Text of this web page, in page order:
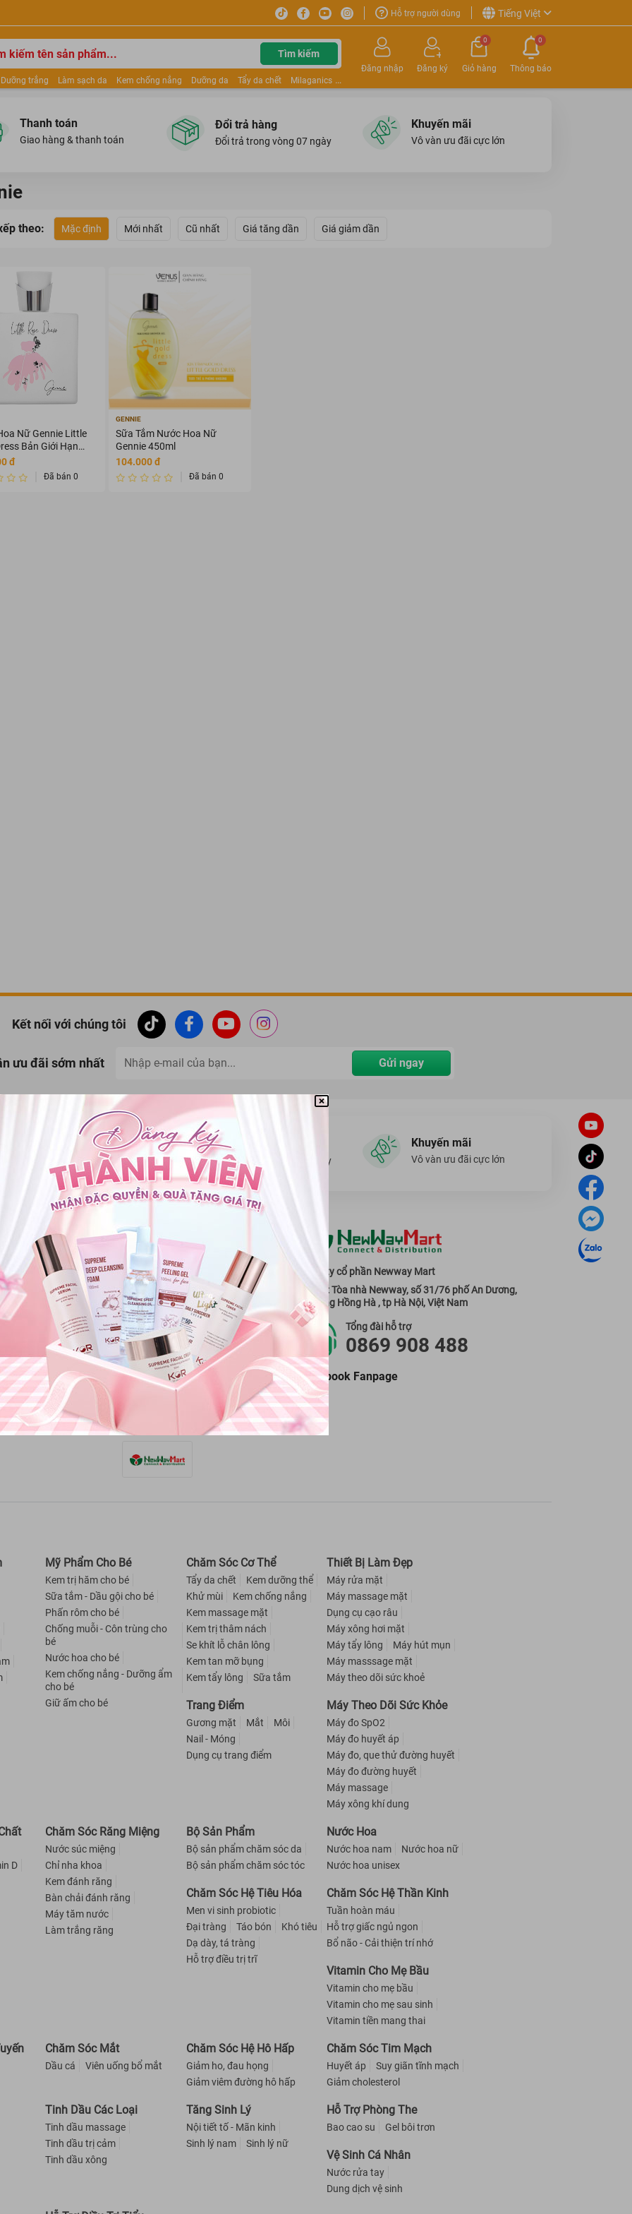
Hỗ trợ người dùng Tiếng Việt
Tìm kiếm
Dưỡng trắng Làm sạch da Kem chống nắng Dưỡng da Tẩy da chết
Milaganics
Đăng nhập Đăng ký
0
Giỏ hàng Thông báo
0
Thanh toán
Giao hàng & thanh toán
Đổi trả hàng
Đổi trả trong vòng 07 ngày
Khuyến mãi
Vô vàn ưu đãi cực lớn
theo: Mặc định Mới nhất Cũ nhất Giá tăng dần Giá giảm dần
Nữ Gennie Little
Bản Giới Hạn
đ
Đã bán 0
GENNIE
Sữa Tắm Nước Hoa Nữ
Gennie 450ml
104.000 đ
Đã bán 0
Kết nối với chúng tôi
ưu đãi sớm nhất Gửi ngay
Thanh toán
Giao hàng & thanh toán
Đổi trả hàng
Đổi trả trong vòng 07 ngày
Khuyến mãi
Vô vàn ưu đãi cực lớn
HÀNG
hành
tiền
hàng
hàng
giúp
PHƯƠNG THỨC THANH TOÁN
PHƯƠNG THỨC VẬN CHUYỂN
Công ty cổ phần Newway Mart
Trụ sở: Tòa nhà Newway, số 31/76 phố An Dương,
phường Hồng Hà , tp Hà Nội, Việt Nam
Tổng đài hỗ trợ
0869 908 488
Facebook Fanpage
Mỹ Phẩm Cho Bé
Kem trị hăm cho bé
Sữa tắm - Dầu gội cho bé
Phấn rôm cho bé
Chống muỗi - Côn trùng cho
bé
Nước hoa cho bé
Kem chống nắng - Dưỡng ẩm
cho bé
Giữ ấm cho bé
Chăm Sóc Cơ Thể
Tẩy da chết
Kem dưỡng thể
Khử mùi
Kem chống nắng
Kem massage mặt
Kem trị thâm nách
Se khít lỗ chân lông
Kem tan mỡ bụng
Kem tẩy lông
Sữa tắm
Thiết Bị Làm Đẹp
Máy rửa mặt
Máy massage mặt
Dụng cụ cạo râu
Máy xông hơi mặt
Máy tẩy lông
Máy hút mụn
Máy masssage mặt
Máy theo dõi sức khoẻ
Trang Điểm
Gương mặt Mắt
Môi
Nail - Móng
Dụng cụ trang điểm
Máy Theo Dõi Sức Khỏe
Máy đo SpO2
Máy đo huyết áp
Máy đo, que thử đường huyết
Máy đo đường huyết
Máy massage
Máy xông khí dung
D
Chăm Sóc Răng Miệng
Nước súc miệng
Chỉ nha khoa
Kem đánh răng
Bàn chải đánh răng
Máy tăm nước
Làm trắng răng
Bộ Sản Phẩm
Bộ sản phẩm chăm sóc da
Bộ sản phẩm chăm sóc tóc
Nước Hoa
Nước hoa nam
Nước hoa nữ
Nước hoa unisex
Chăm Sóc Hệ Tiêu Hóa
Men vi sinh probiotic
Đại tràng
Táo bón
Khó tiêu
Dạ dày, tá tràng
Hỗ trợ điều trị trĩ
Chăm Sóc Hệ Thần Kinh
Tuần hoàn máu
Hỗ trợ giấc ngủ ngon
Bổ não - Cải thiện trí nhớ
Vitamin Cho Mẹ Bầu
Vitamin cho mẹ bầu
Vitamin cho mẹ sau sinh
Vitamin tiền mang thai
Chăm Sóc Mắt
Dầu cá Viên uống bổ mắt
Chăm Sóc Hệ Hô Hấp
Giảm ho, đau họng
Giảm viêm đường hô hấp
Chăm Sóc Tim Mạch
Huyết áp
Suy giãn tĩnh mạch
Giảm cholesterol
Tinh Dầu Các Loại
Tinh dầu massage
Tinh dầu trị cảm
Tinh dầu xông
Tăng Sinh Lý
Nội tiết tố - Mãn kinh
Sinh lý nam
Sinh lý nữ
Hỗ Trợ Phòng The
Bao cao su Gel bôi trơn
Vệ Sinh Cá Nhân
Nước rửa tay
Dung dịch vệ sinh